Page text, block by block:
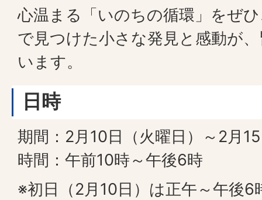
心温まる「いのちの循環」をぜ
で見つけた小さな発見と感動が
います。
日時
期間：2月10日（火曜日）～2月
時間：午前10時～午後6時
※初日（2月10日）は正午～午後6